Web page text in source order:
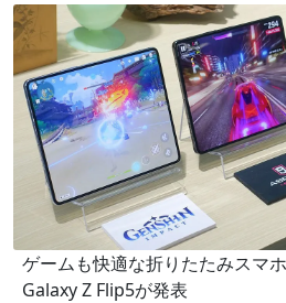
ゲームも快適な折りたたみスマ
Galaxy Z Flip5が発表